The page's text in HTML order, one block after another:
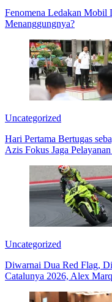
Fenomena Ledakan Mobil
Menanggungnya?
Uncategorized
Hari Pertama Bertugas
Azis Fokus Jaga
Uncategorized
Diwarnai Dua Red Flag,
Catalunya 2026, Alex